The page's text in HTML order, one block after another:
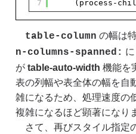
7
(process-
table-column の幅は
n-columns-spanned:
が table-auto-width 機能を
表の列幅や表全体の幅を自
雑になるため、処理速度の
複雑になるほど顕著になり
さて、再びスタイル指定